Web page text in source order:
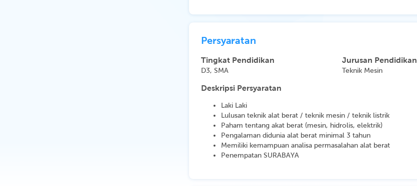
Persyaratan
Tingkat Pendidikan
D3, SMA
Jurusan Pendidikan
Teknik Mesin
Deskripsi Persyaratan
Laki Laki
Lulusan teknik alat berat / teknik mesin / teknik listrik
Paham tentang akat berat (mesin, hidrolis, elektrik)
Pengalaman didunia alat berat minimal 3 tahun
Memiliki kemampuan analisa permasalahan alat berat
Penempatan SURABAYA